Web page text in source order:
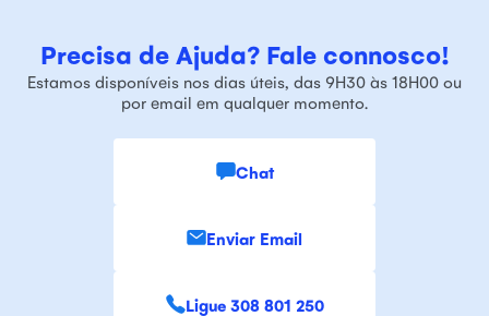
Precisa de Ajuda? Fale connosco!
Estamos disponíveis nos dias úteis, das 9H30 às 18H00 ou
por email em qualquer momento.
Chat
Enviar Email
Ligue 308 801 250